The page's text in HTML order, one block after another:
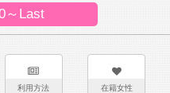
～Last
利用方法 在籍女性